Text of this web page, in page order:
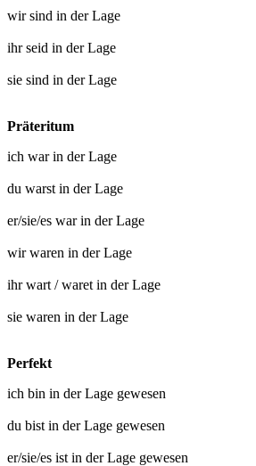
wirsind in der Lage
ihrseid in der Lage
sie sind in der Lage
Präteritum
ich war in der Lage
du warst in der Lage
er/sie/es war in der Lage
wirwaren in der Lage
ihrwart /waret in der Lage
sie waren in der Lage
Perfekt
ich bin in der Lage gewesen
du bist in der Lage gewesen
er/sie/es ist in der Lage gewesen